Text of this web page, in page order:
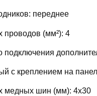
переднее
проводов (мм²): 4
подключения
с креплением на
медных шин (мм): 4х30